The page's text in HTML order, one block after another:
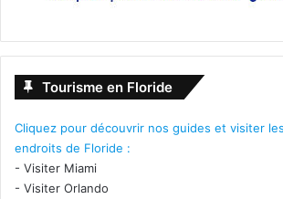
Tourisme en Floride
Cliquez pour découvrir nos guides et visiter
endroits de Floride :
- Visiter Miami
- Visiter Orlando